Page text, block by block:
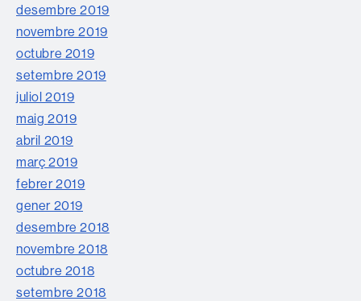
desembre 2019
novembre 2019
octubre 2019
setembre 2019
juliol 2019
maig 2019
abril 2019
març 2019
febrer 2019
gener 2019
desembre 2018
novembre 2018
octubre 2018
setembre 2018